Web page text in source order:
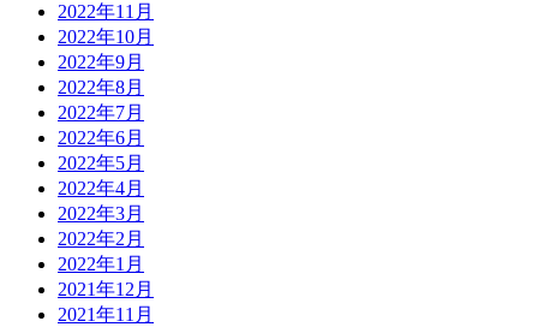
2022年11月
2022年10月
2022年9月
2022年8月
2022年7月
2022年6月
2022年5月
2022年4月
2022年3月
2022年2月
2022年1月
2021年12月
2021年11月